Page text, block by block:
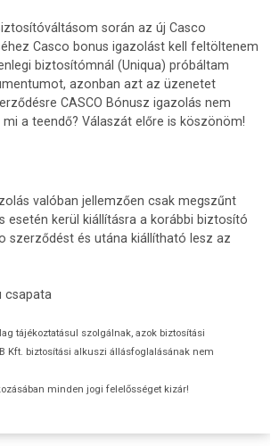
során az új Casco
Casco bonus igazolást kell feltöltenem
biztosítómnál (Uniqua) próbáltam
azonban azt az üzenetet
CASCO Bónusz igazolás nem
mi a teendő? Válaszát előre is köszönöm!
valóban jellemzően csak megszűnt
esetén kerül kiállításra a korábbi biztosító
szerződést és utána kiállítható lesz az
csapata
tájékoztatásul szolgálnak, azok biztosítási
Kft. biztosítási alkuszi állásfoglalásának nem
minden jogi felelősséget kizár!